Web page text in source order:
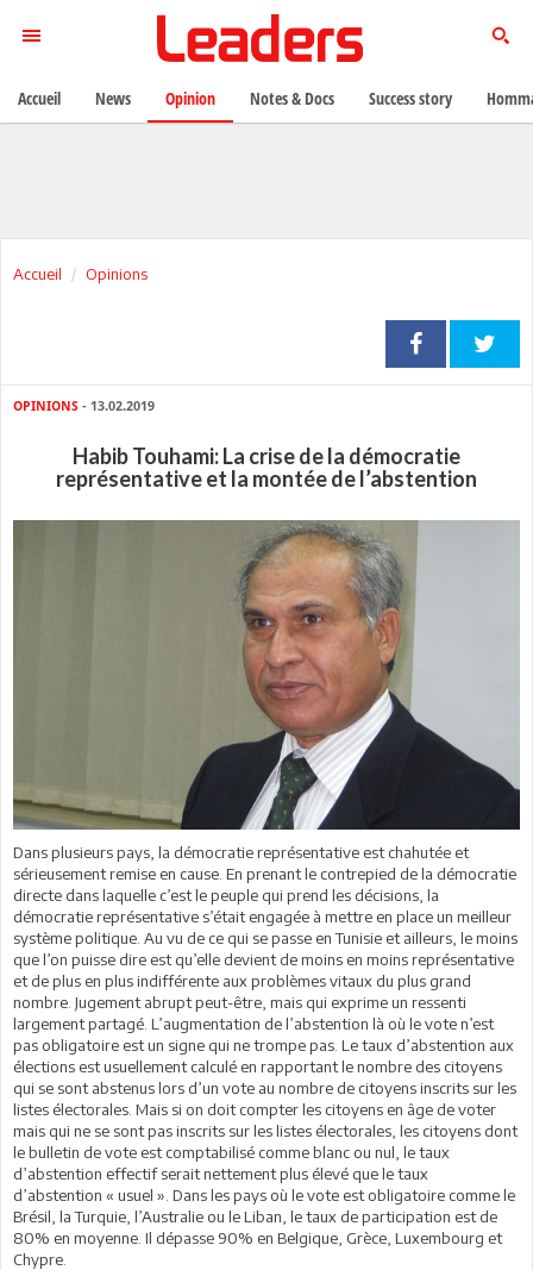
Accueil Opinions
OPINIONS - 13.02.2019
Habib Touhami: La crise de la démocratie
représentative et la montée de l’abstention
Dans plusieurs pays, la démocratie représentative est chahutée et
sérieusement remise en cause. En prenant le contrepied de la démocratie
directe dans laquelle c’est le peuple qui prend les décisions, la
démocratie représentative s’était engagée à mettre en place un meilleur
système politique. Au vu de ce qui se passe en Tunisie et ailleurs, le moins
que l’on puisse dire est qu’elle devient de moins en moins représentative
et de plus en plus indifférente aux problèmes vitaux du plus grand
nombre. Jugement abrupt peut-être, mais qui exprime un ressenti
largement partagé. L’augmentation de l’abstention là où le vote n’est
pas obligatoire est un signe qui ne trompe pas. Le taux d’abstention aux
élections est usuellement calculé en rapportant le nombre des citoyens
qui se sont abstenus lors d’un vote au nombre de citoyens inscrits sur les
listes électorales. Mais si on doit compter les citoyens en âge de voter
mais qui ne se sont pas inscrits sur les listes électorales, les citoyens dont
le bulletin de vote est comptabilisé comme blanc ou nul, le taux
d’abstention effectif serait nettement plus élevé que le taux
d’abstention « usuel ». Dans les pays où le vote est obligatoire comme le
Brésil, la Turquie, l’Australie ou le Liban, le taux de participation est de
80% en moyenne. Il dépasse 90% en Belgique, Grèce, Luxembourg et
Chypre.
Accueil News Opinion Notes & Docs Success story